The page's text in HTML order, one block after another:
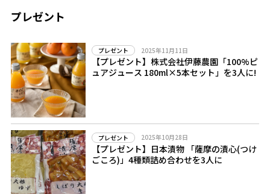
プレゼント
プレゼント 2025年11月11日
【プレゼント】株式会社伊藤農園「100%ピ
ュアジュース 180ml×5本セット」を3人に!
プレゼント 2025年10月28日
【プレゼント】日本漬物 「薩摩の漬心(つけ
ごころ)」4種類詰め合わせを3人に